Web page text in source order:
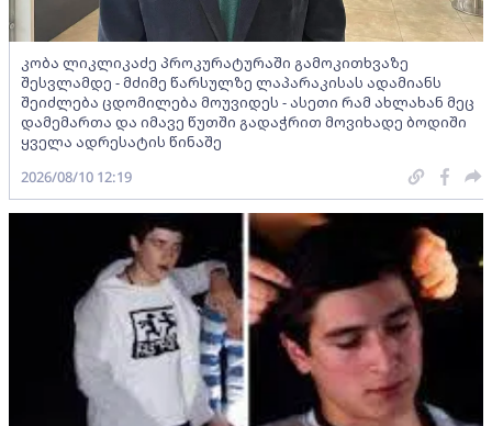
კობა ლიკლიკაძე პროკურატურაში გამოკითხვაზე
შესვლამდე - მძიმე წარსულზე ლაპარაკისას ადამიანს
შეიძლება ცდომილება მოუვიდეს - ასეთი რამ ახლახან მეც
დამემართა და იმავე წუთში გადაჭრით მოვიხადე ბოდიში
ყველა ადრესატის წინაშე
2026/08/10 12:19